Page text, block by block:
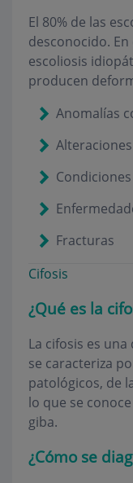
El 80% de las
desconocido.
escoliosis
producen
Anomalías
Fracturas
Cifosis
¿Qué es la
La cifosis es
se caracteriza
patológicos, de
lo que se
giba.
¿Cómo se